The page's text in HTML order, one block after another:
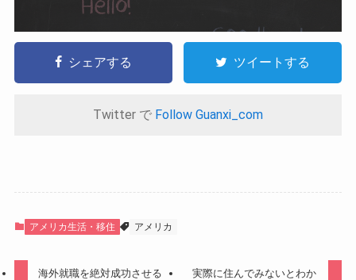
シェアする ツイートする
Twitter で Follow Guanxi_com
アメリカ生活・移住 アメリカ
海外就職を絶対成功させる
実際に住んでみないとわか